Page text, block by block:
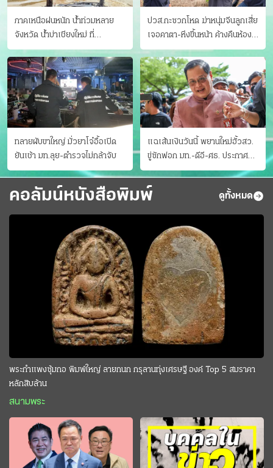
ภาคเหนือฝนหนัก น้ำท่วมหลาย
จังหวัด นํ้าบ่าเชียงใหม่ ที่
แม่ฮ่องสอน ซัดสะพานขาด
ปวส.กะซวกโหด ฆ่าหนุ่มจีนลูกเสี่ย
เจอคาตา-หึงขึ้นหน้า ค้างคืนห้อง
แฟนสาว
ทลายผับขาใหญ่ มั่วยาโจ๋อื้อเปิด
ยันเช้า มท.ลุย-ตำรวจไม่กล้าจับ
แฉเส้นเงินวันนี้ พยานใหม่ฮั้วสว.
ขู่ซักฟอก มท.-ดีอี-ศธ. ประกาศ
บัญชีท้องถิ่น
คอลัมน์หนังสือพิมพ์ ดูทั้งหมด
พระกำแพงซุ้มกอ พิมพ์ใหญ่ ลายกนก กรุลานทุ่งเศรษฐี องค์ Top 5 สมราคา
หลักสิบล้าน
สนามพระ